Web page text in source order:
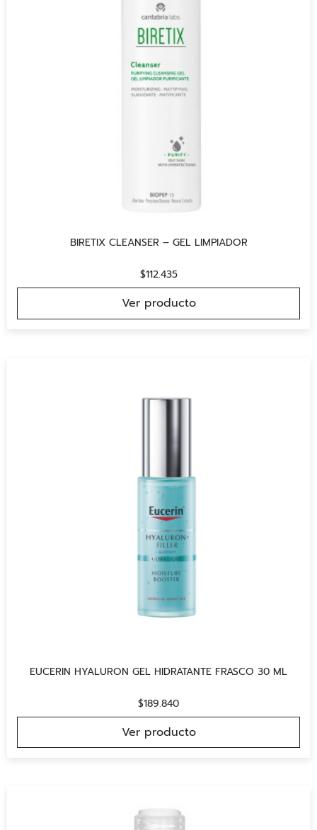
BIRETIX CLEANSER – GEL LIMPIADOR
$112.435
Ver producto
EUCERIN HYALURON GEL HIDRATANTE FRASCO 30 ML
$189.840
Ver producto